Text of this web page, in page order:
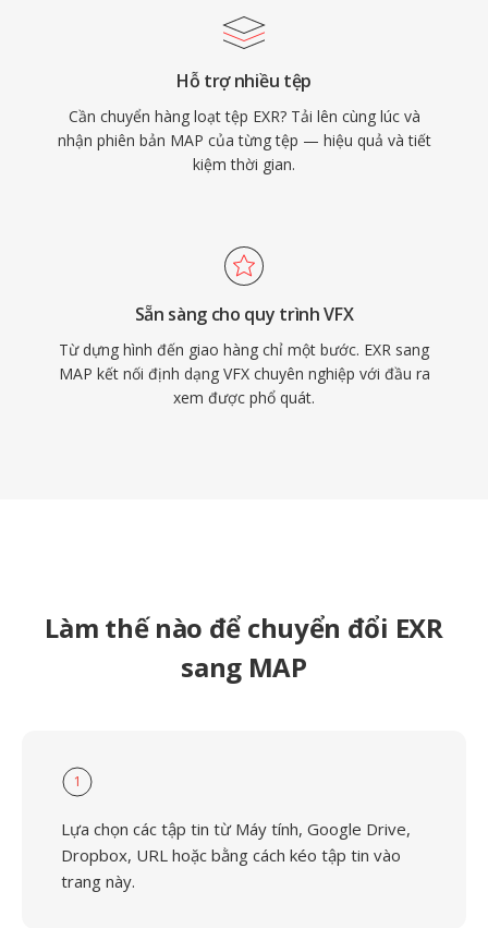
Hỗ trợ nhiều tệp
Cần chuyển hàng loạt tệp EXR? Tải lên cùng lúc và
nhận phiên bản MAP của từng tệp — hiệu quả và tiết
kiệm thời gian.
Sẵn sàng cho quy trình VFX
Từ dựng hình đến giao hàng chỉ một bước. EXR sang
MAP kết nối định dạng VFX chuyên nghiệp với đầu ra
xem được phổ quát.
Làm thế nào để chuyển đổi EXR
sang MAP
1
Lựa chọn các tập tin từ Máy tính, Google Drive,
Dropbox, URL hoặc bằng cách kéo tập tin vào
trang này.